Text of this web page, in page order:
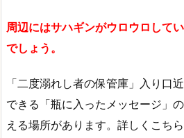
周辺にはサハギンがウロウロして
でしょう。
「二度溺れし者の保管庫」入り口
できる「瓶に入ったメッセージ」
える場所があります。詳しくこち